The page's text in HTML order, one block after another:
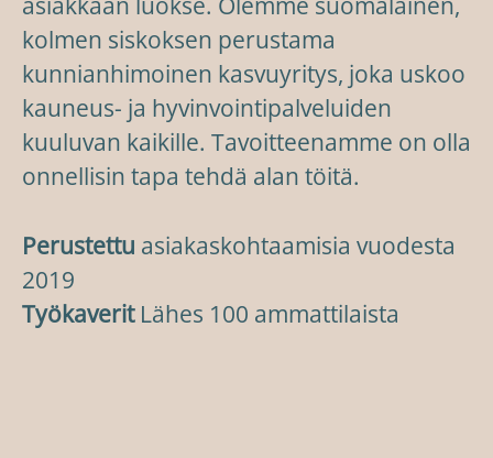
kolmen siskoksen perustama
kunnianhimoinen kasvuyritys, joka uskoo
kauneus- ja hyvinvointipalveluiden
kuuluvan kaikille. Tavoitteenamme on olla
onnellisin tapa tehdä alan töitä.
Perustettu asiakaskohtaamisia vuodesta
2019
Työkaverit Lähes 100 ammattilaista